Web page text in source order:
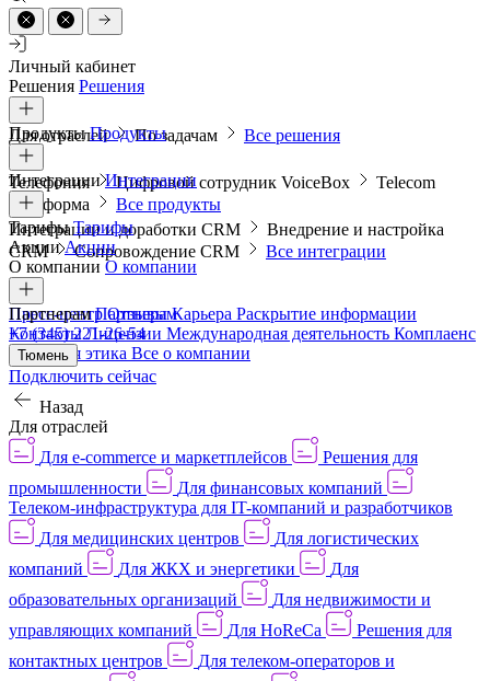
Личный кабинет
Решения Решения
Для отраслей По задачам Все решения
ПродуктыПродукты
Телефония Цифровой сотрудник VoiceBox
Telecom
платформа
Все продукты
ИнтеграцииИнтеграции
Интеграции и доработки CRM
Внедрение и настройка
CRM
Сопровождение CRM Все интеграции
ТарифыТарифы
АкцииАкции
О компании О компании
Пресс-центрОтзывыКарьера Раскрытие информации
КонтактыЛицензии Международная деятельность Комплаенс
и деловая этика Все о компании
ПартнерамПартнерам
+7 (345) 221-26-54
Тюмень
Подключить сейчас
Назад
Для отраслей
Для e-commerce и маркетплейсов
Решения для
промышленности
Для финансовых компаний
Телеком-инфраструктура для IT-компаний и разработчиков
Для медицинских центров
Для логистических
компаний
Для ЖКХ и энергетики
Для
образовательных организаций
Для недвижимости и
управляющих компаний
Для HoReCa
Решения для
контактных центров
Для телеком-операторов и